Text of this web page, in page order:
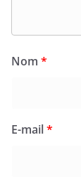
Nom *
E-mail*